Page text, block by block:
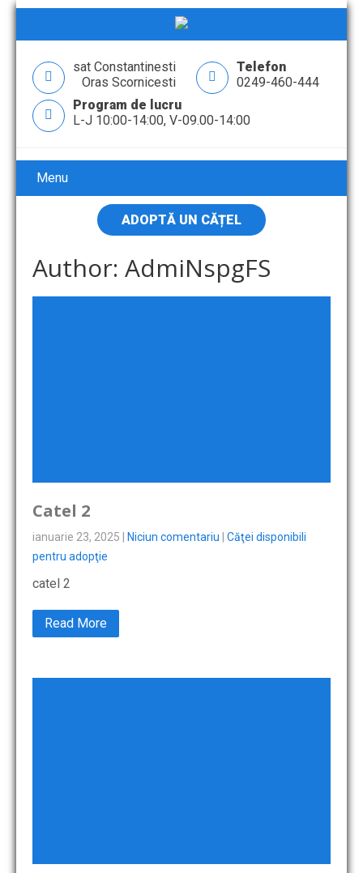
sat Constantinesti
Oras Scornicesti
Telefon
0249-460-444
Program de lucru
L-J 10:00-14:00, V-09.00-14:00
Menu
ADOPTĂ UN CĂȚEL
Author: AdmiNspgFS
Catel 2
ianuarie 23, 2025 Niciun comentariu
Căţei disponibili
pentru adopţie
catel 2
Read More